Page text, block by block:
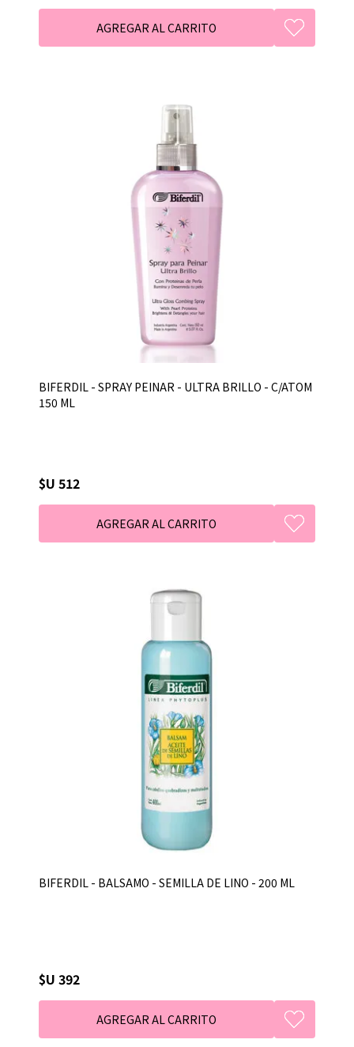
BIFERDIL - SPRAY PEINAR - ULTRA BRILLO - C/ATOM
150 ML
$U 512
BIFERDIL - BALSAMO - SEMILLA DE LINO - 200 ML
$U 392